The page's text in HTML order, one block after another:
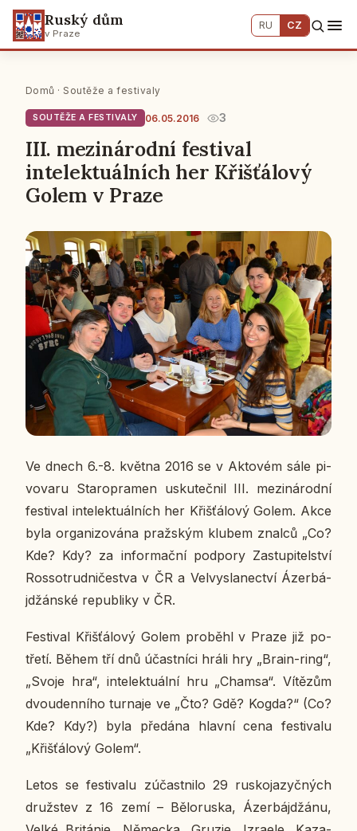
Ruský dům
v Praze
RU CZ
Domů · Soutěže a festivaly
SOUTĚŽE A FESTIVALY 06.05.2016 3
III. mezinárodní festival
intelektuálních her Křišťálový
Golem v Praze
Ve dnech 6.-8. května 2016 se v Ak­to­vém sále pi­
vo­va­ru Sta­ro­pra­men usku­teč­nil III. me­zi­ná­rod­ní
fes­ti­val in­te­lek­tu­ál­ních her Křiš­ťá­lo­vý Golem. Akce
byla or­ga­ni­zo­vá­na praž­ským klubem znalců „Co?
Kde? Kdy? za in­for­mač­ní pod­po­ry Za­stu­pi­tel­ství
Ros­so­trud­ni­čestva v ČR a Vel­vy­sla­nec­tví Ázer­bá­
jdžán­ské re­pub­li­ky v ČR.
Fes­ti­val Křiš­ťá­lo­vý Golem pro­bě­hl v Praze již po­
tře­tí. Během tří dnů účast­ní­ci hráli hry „Brain-ring“,
„Svoje hra“, in­te­lek­tu­ál­ní hru „Chamsa“. Ví­tězům
dvou­den­ní­ho tur­na­je ve „Čto? Gdě? Kogda?“ (Co?
Kde? Kdy?) byla pře­dá­na hlavní cena fes­ti­va­lu
„Křiš­ťá­lo­vý Golem“.
Letos se fes­ti­va­lu zú­čast­ni­lo 29 rus­ko­ja­zyč­ných
druž­stev z 16 zemí – Bě­lo­rus­ka, Ázer­bá­jdžá­nu,